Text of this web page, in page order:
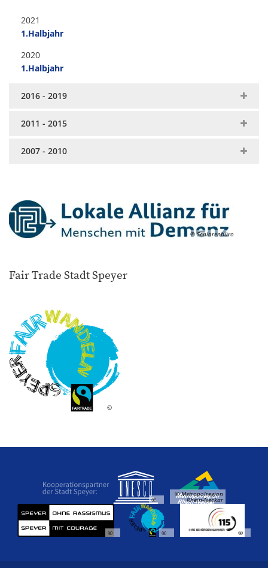
2021
1.Halbjahr
2020
1.Halbjahr
2016 - 2019
2011 - 2015
2007 - 2010
© Seniorenbüro
Fair Trade Stadt Speyer
©
©
© Metropolregion
Rhein-Neckar
© © ©